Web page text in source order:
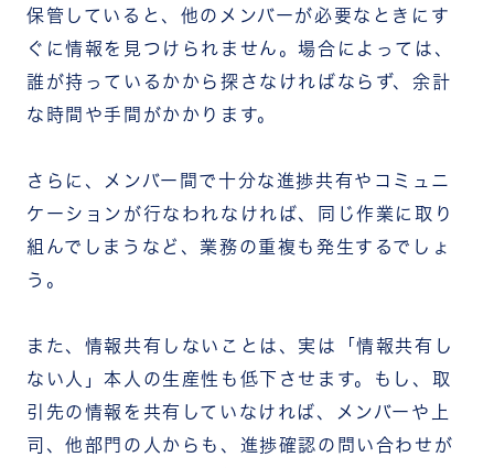
保管していると、他のメンバーが必要なときに す
ぐに情報を見つけられません。場合によっては、
誰が持っているかから探さなければならず、余計
な時間や手間がかかります。
さらに、メンバー間で十分な進捗共有やコミュニ
ケーションが行なわれなければ、同じ作業に取り
組んでしまうなど、業務の重複も発生するでしょ
う。
また、情報共有しないことは、実は「情報共有し
ない人」本人の生産性も低下させます。もし、取
引先の情報を共有していなければ、メンバーや上
司、他部門の人からも、進捗確認の問い合わせが